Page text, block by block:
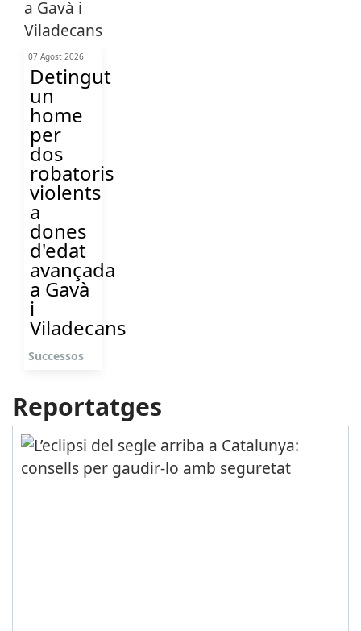
07 Agost 2026
Detingut
un
home
per
dos
robatoris
violents
a
dones
d'edat
avançada
a Gavà
i
Viladecans
Successos
Reportatges